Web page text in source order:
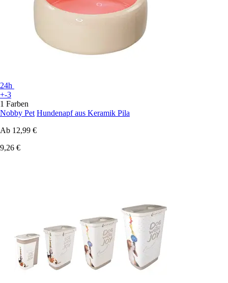
24h
+-3
1 Farben
Nobby Pet Hundenapf aus Keramik Pila
Ab 12,99 €
9,26 €